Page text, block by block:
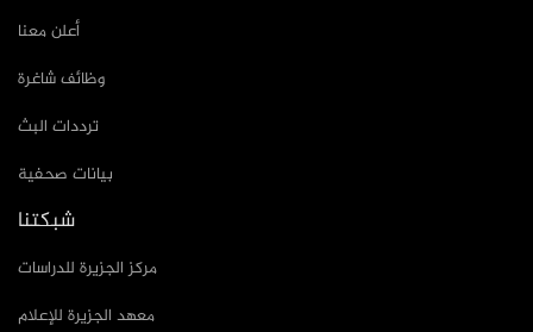
أعلن معنا
وظائف شاغرة
ترددات البث
بيانات صحفية
شبكتنا
مركز الجزيرة للدراسات
معهد الجزيرة للإعلام